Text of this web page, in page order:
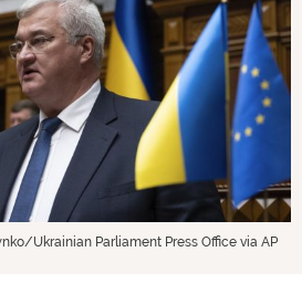
Ukrainian Parliament Press Office via AP